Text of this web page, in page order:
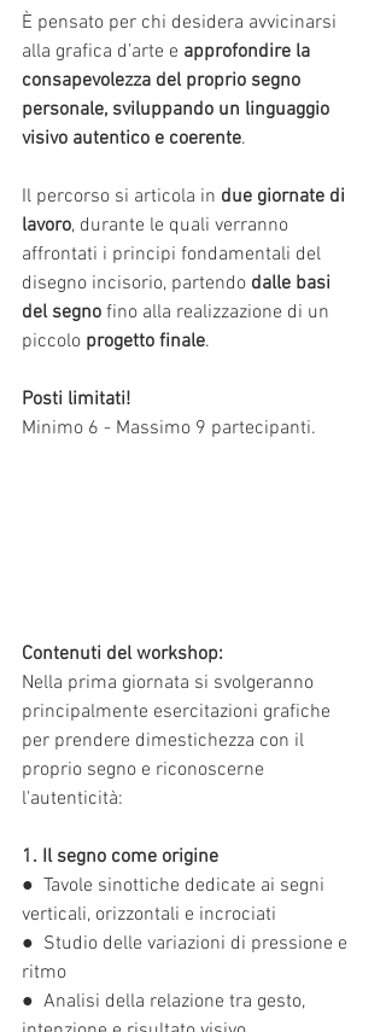
È pensato per chi desidera avvicinarsi
alla grafica d’arte e approfondire la
consapevolezza del proprio segno
personale, sviluppando un linguaggio
visivo autentico e coerente.
Il percorso si articola in due giornate di
lavoro, durante le quali verranno
affrontati i principi fondamentali del
disegno incisorio, partendo dalle basi
del segno fino alla realizzazione di un
piccolo progetto finale.
Posti limitati!
Minimo 6 - Massimo 9 partecipanti.
Contenuti del workshop:
Nella prima giornata si svolgeranno
principalmente esercitazioni grafiche
per prendere dimestichezza con il
proprio segno e riconoscerne
l'autenticità:
1. Il segno come origine
●  Tavole sinottiche dedicate ai segni
verticali, orizzontali e incrociati
●  Studio delle variazioni di pressione e
ritmo
●  Analisi della relazione tra gesto,